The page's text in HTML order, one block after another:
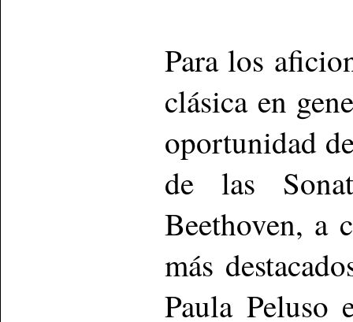
Para los
clásica en
oportunidad
de las
Beethoven, a
más
Paula Peluso